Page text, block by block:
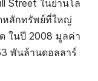
Street ในย่านโล
หลักทรัพย์ที่ใหญ่
ในปี 2008 มูลค่า
พันล้านดอลลาร์